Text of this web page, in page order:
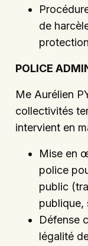
de
POLICE
Me Aurélien
collectivités
intervient en
Mise en
police
public
publique,
Défense
légalité